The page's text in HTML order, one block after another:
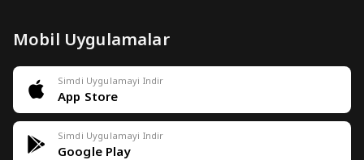
Mobil Uygulamalar
Simdi Uygulamayi Indir
App Store
Simdi Uygulamayi Indir
Google Play